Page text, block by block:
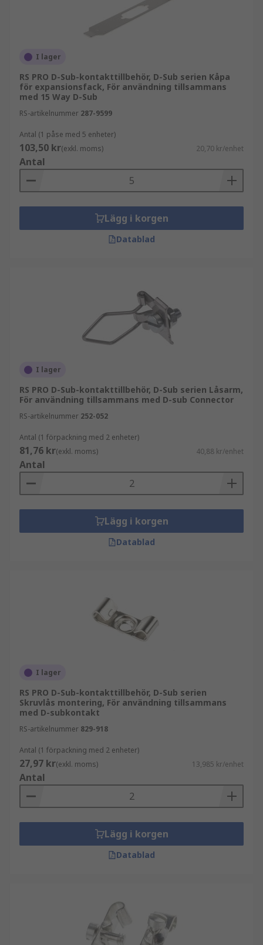
I lager
RS PRO D-Sub-kontakttillbehör, D-Sub serien Kåpa
för expansionsfack, För användning tillsammans
med 15 Way D-Sub
RS-artikelnummer 287-9599
Antal (1 påse med 5 enheter)
103,50 kr(exkl. moms) 20,70 kr/enhet
Antal
Lägg i korgen
Datablad
I lager
RS PRO D-Sub-kontakttillbehör, D-Sub serien Låsarm,
För användning tillsammans med D-sub Connector
RS-artikelnummer 252-052
Antal (1 förpackning med 2 enheter)
81,76 kr(exkl. moms) 40,88 kr/enhet
Antal
Lägg i korgen
Datablad
I lager
RS PRO D-Sub-kontakttillbehör, D-Sub serien
Skruvlås montering, För användning tillsammans
med D-subkontakt
RS-artikelnummer 829-918
Antal (1 förpackning med 2 enheter)
27,97 kr(exkl. moms) 13,985 kr/enhet
Antal
Lägg i korgen
Datablad